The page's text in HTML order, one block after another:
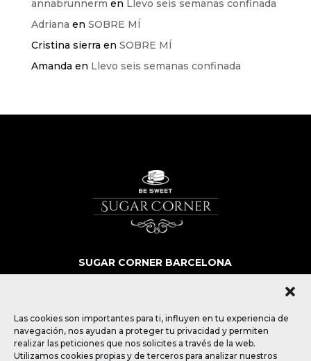
Las cookies son importantes para ti, influyen en tu experiencia de
navegación, nos ayudan a proteger tu privacidad y permiten
realizar las peticiones que nos solicites a través de la web.
Utilizamos cookies propias y de terceros para analizar nuestros
annabrunnerm en Llevo seis semanas confinada
Adriana en SOBRE MÍ
Cristina sierra en SOBRE MÍ
Amanda en Llevo seis semanas confinada
SUGAR CORNER BARCELONA
CONTACTO